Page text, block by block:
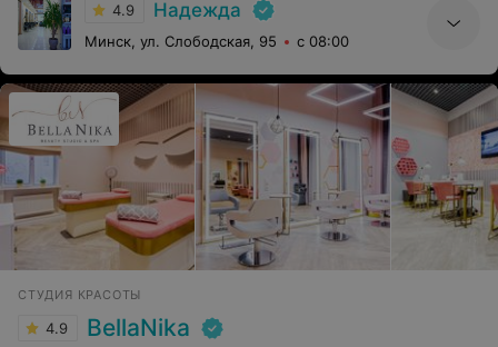
4.9 Надежда
Минск, ул. Слободская, 95 с 08:00
СТУДИЯ КРАСОТЫ
4.9 BellaNika